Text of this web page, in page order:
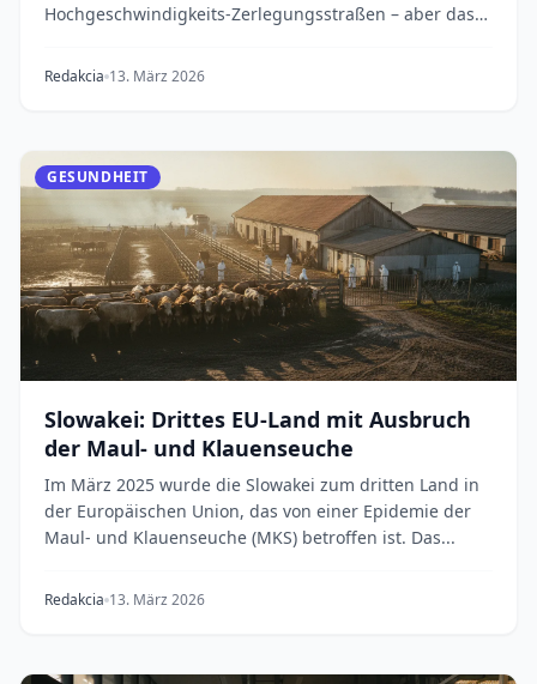
Hochgeschwindigkeits-Zerlegungsstraßen – aber das
Redakcia 13. März 2026
GESUNDHEIT
Slowakei: Drittes EU-Land mit Ausbruch
der Maul- und Klauenseuche
Im März 2025 wurde die Slowakei zum dritten Land in
der Europäischen Union, das von einer Epidemie der
Maul- und Klauenseuche (MKS) betroffen ist. Das...
Redakcia 13. März 2026